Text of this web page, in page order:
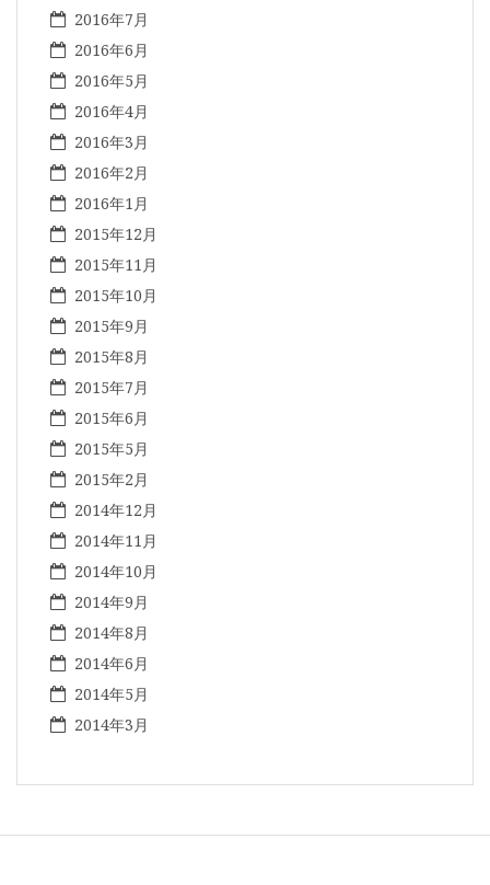
2016年7月
2016年6月
2016年5月
2016年4月
2016年3月
2016年2月
2016年1月
2015年12月
2015年11月
2015年10月
2015年9月
2015年8月
2015年7月
2015年6月
2015年5月
2015年2月
2014年12月
2014年11月
2014年10月
2014年9月
2014年8月
2014年6月
2014年5月
2014年3月